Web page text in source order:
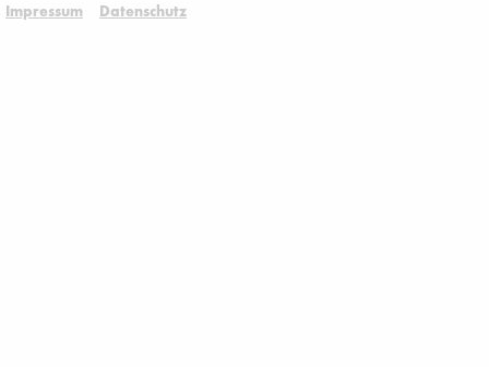
Impressum Datenschutz